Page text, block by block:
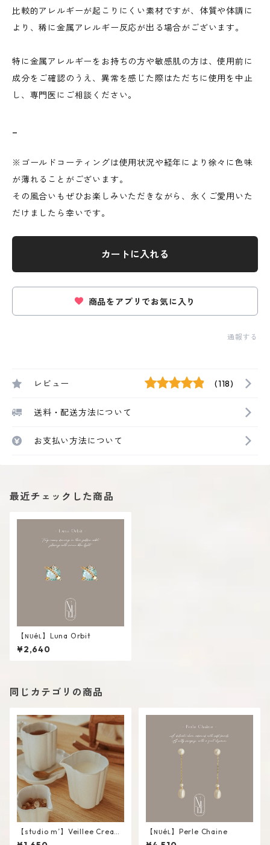
比較的アレルギーが起こりにくい素材ですが、体質や体調に
より、稀に金属アレルギー反応が出る場合がございます。
特に金属アレルギーをお持ちの方や敏感肌の方は、使用前に
成分をご確認のうえ、異常を感じた際はただちに使用を中止
し、専門医にご相談ください。
※ゴールドコーティングは使用状況や経年により徐々に色味
が薄れることがございます。
その風合いもぜひお楽しみいただきながら、永くご愛用いた
だけましたら幸いです。
カートに入れる
商品をアプリでお気に入り
通報する
レビュー (118)
送料・配送方法について
お支払い方法について
最近チェックした商品
【ɴᴜéʟ】Luna Orbit
¥2,640
同じカテゴリの商品
【studio m’】Veillee Cream
er #White / L
【ɴᴜéʟ】Perle Chaine